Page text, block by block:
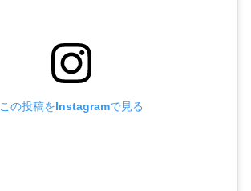
この投稿をInstagramで見る